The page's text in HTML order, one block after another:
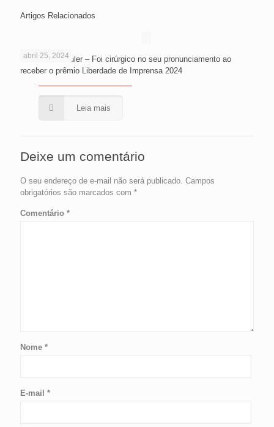
Artigos Relacionados
abril 25, 2024
Fernando Schüler – Foi cirúrgico no seu pronunciamento ao
receber o prêmio Liberdade de Imprensa 2024
Leia mais
Deixe um comentário
O seu endereço de e-mail não será publicado. Campos
obrigatórios são marcados com *
Comentário *
Nome *
E-mail *